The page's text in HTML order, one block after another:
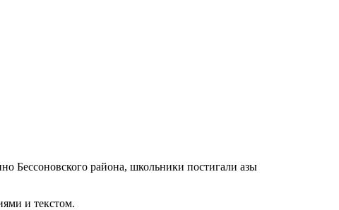
Бессоновского района, школьники постигали азы
и текстом.